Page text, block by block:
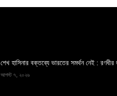
শেখ হাসিনার বক্তব্যে ভারতের সমর্থন নেই :
আগস্ট ৭, ২০২৬